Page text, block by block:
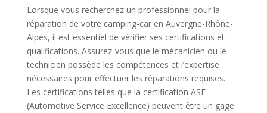
Lorsque vous recherchez un professionnel pour la
réparation de votre camping-car en Auvergne-Rhône-
Alpes, il est essentiel de vérifier ses certifications et
qualifications. Assurez-vous que le mécanicien ou le
technicien possède les compétences et l’expertise
nécessaires pour effectuer les réparations requises.
Les certifications telles que la certification ASE
(Automotive Service Excellence) peuvent être un gage